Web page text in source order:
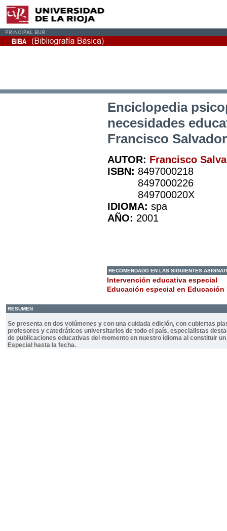
Enciclopedia
necesidades
Francisco
AUTOR: Francisco
ISBN: 8497000218
8497000226
849700020X
IDIOMA: spa
AÑO: 2001
RECOMENDADO EN LAS SIGUIENTES
Intervención educativa especial
Educación especial en Educación
RESUMEN
Se presenta en dos volúmenes y con una cuidada edición, con cubiertas
profesores y catedráticos universitarios de todo el país, especialistas
de publicaciones educativas del momento en nuestro idioma al constituir
Especial hasta la fecha.